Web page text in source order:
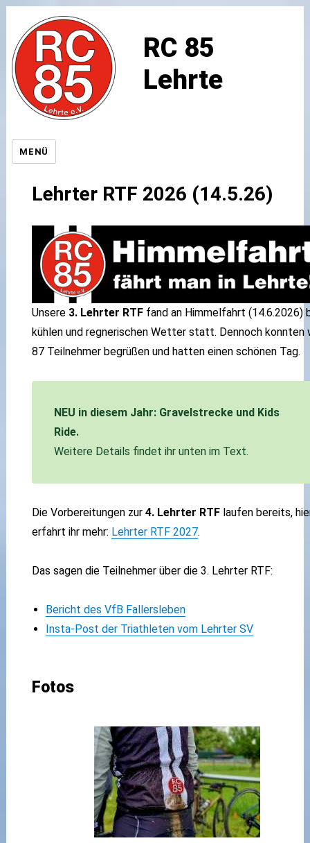
RC 85
Lehrte
MENÜ
Lehrter RTF 2026 (14.5.26)
Unsere 3. Lehrter RTFfand an Himmelfahrt (14.6.2026)
kühlen und regnerischen Wetter statt. Dennoch konnten
87 Teilnehmer begrüßen und hatten einen schönen Tag.
NEU in diesem Jahr: Gravelstrecke und Kids
Ride.
Weitere Details findet ihr unten im Text.
Die Vorbereitungen zur 4. Lehrter RTFlaufen bereits,
erfahrt ihr mehr: Lehrter RTF 2027.
Das sagen die Teilnehmer über die 3. Lehrter RTF:
Bericht des VfB Fallersleben
Insta-Post der Triathleten vom Lehrter SV
Fotos